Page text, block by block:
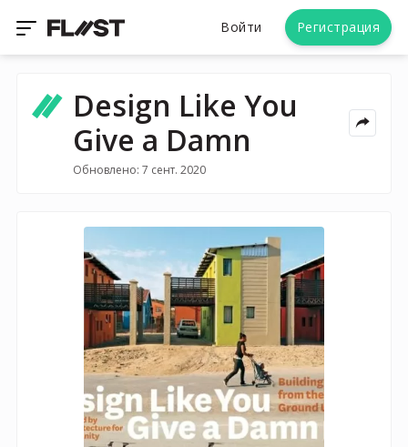
Войти Регистрация
Design Like You
Give a Damn
Обновлено: 7 сент. 2020